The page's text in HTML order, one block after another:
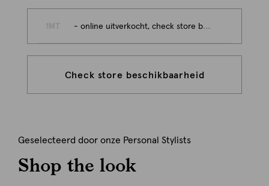
- online uitverkocht, check store beschikbaarheid
Check store beschikbaarheid
Geselecteerd door onze Personal Stylists
Shop the look